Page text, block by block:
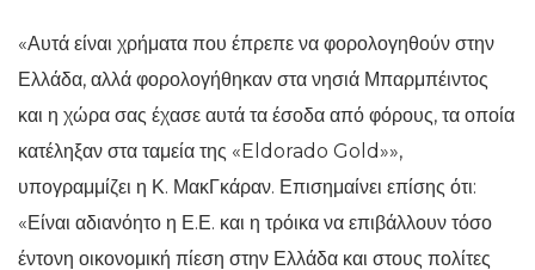
«Αυτά είναι χρήματα που έπρεπε να φορολογηθούν στην
Ελλάδα, αλλά φορολογήθηκαν στα νησιά Μπαρμπέιντος
και η χώρα σας έχασε αυτά τα έσοδα από φόρους, τα οποία
κατέληξαν στα ταμεία της «Eldorado Gold»»,
υπογραμμίζει η Κ. ΜακΓκάραν. Επισημαίνει επίσης ότι:
«Είναι αδιανόητο η Ε.Ε. και η τρόικα να επιβάλλουν τόσο
έντονη οικονομική πίεση στην Ελλάδα και στους πολίτες